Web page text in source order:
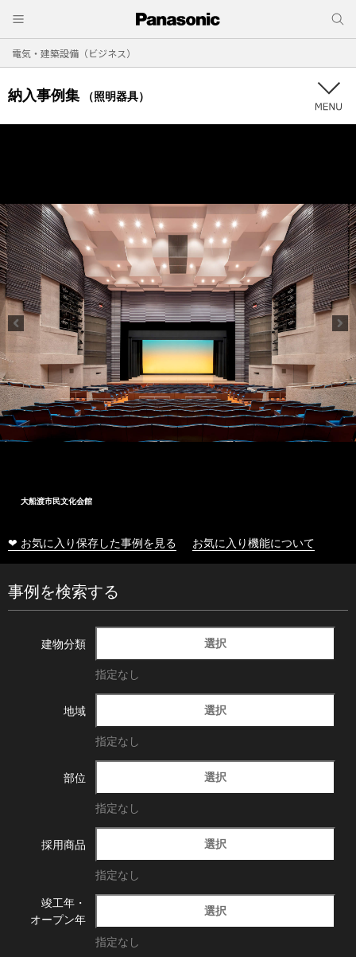
電気・建築設備（ビジネス）
納入事例集 （照明器具）
大船渡市民文化会館
❤ お気に入り保存した事例を見る お気に入り機能について
事例を検索する
建物分類 選択
指定なし
地域 選択
指定なし
部位 選択
指定なし
採用商品 選択
指定なし
竣工年・
オープン年
選択
指定なし